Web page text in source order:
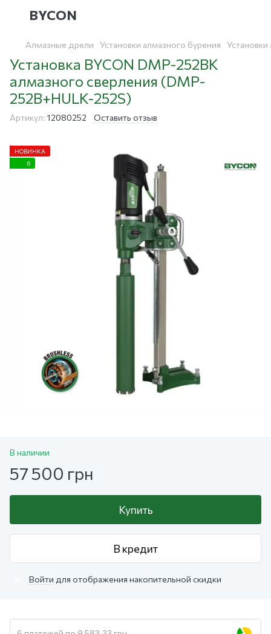
BYCON
Алмазные дрели Установки алмазного бурения
Установка BYCON DMP-252BK
алмазного сверления (DMP-
252B+HULK-252S)
Артикул: 12080252 Оставить отзыв
НОВИНКА
6
В наличии
57 500 грн
Купить
В кредит
Войти для отображения накопительной скидки